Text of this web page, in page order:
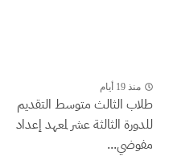
منذ 19 أيام
طلاب الثالث متوسط التقديم
للدورة الثالثة عشر لمعهد إعداد
مفوضي...